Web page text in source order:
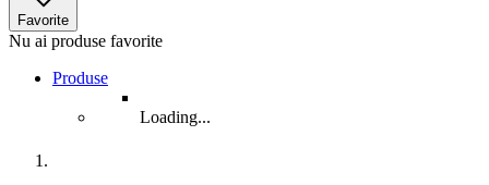
Favorite
Nu ai produse favorite
Produse
Loading...